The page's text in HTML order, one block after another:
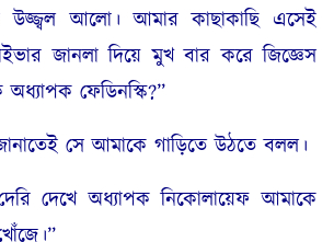
উজ্জ্বল আলো। আমার কাছাকাছি এসেই
জানলা দিয়ে মুখ বার করে জিজ্ঞেস
ফেডিনস্কি?”
সে আমাকে গাড়িতে উঠতে বলল।
দেখে অধ্যাপক নিকোলায়েফ আমাকে